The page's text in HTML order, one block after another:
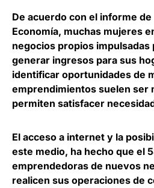
De acuerdo con el informe
Economía, muchas mujeres
negocios propios impulsadas
generar ingresos para sus
identificar oportunidades de
emprendimientos suelen ser
permiten satisfacer
El acceso a internet y la
este medio, ha hecho que el
emprendedoras de nuevos
realicen sus operaciones de